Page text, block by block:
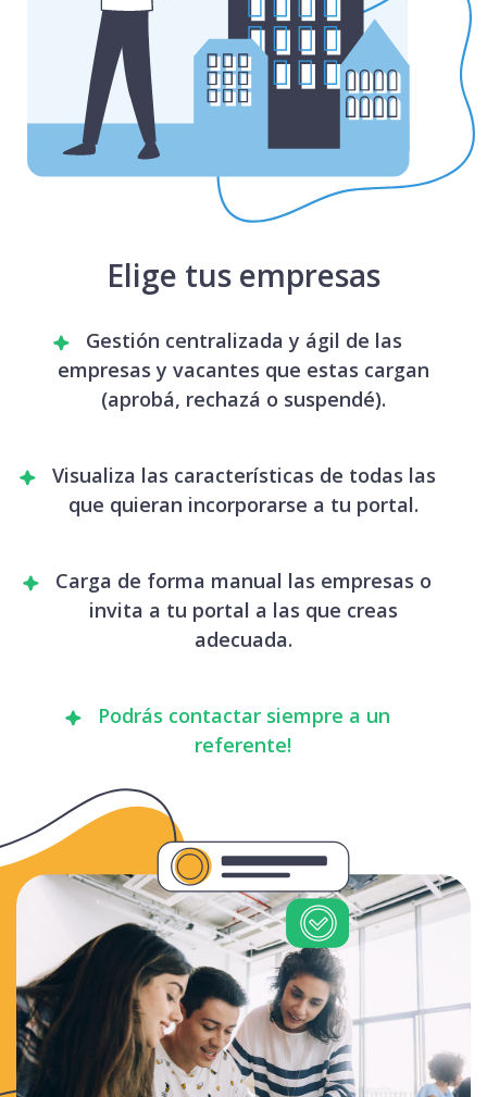
Elige tus empresas
Gestión centralizada y ágil de las
empresas y vacantes que estas cargan
(aprobá, rechazá o suspendé).
Visualiza las características de todas las
que quieran incorporarse a tu portal.
Carga de forma manual las empresas o
invita a tu portal a las que creas
adecuada.
Podrás contactar siempre a un
referente!